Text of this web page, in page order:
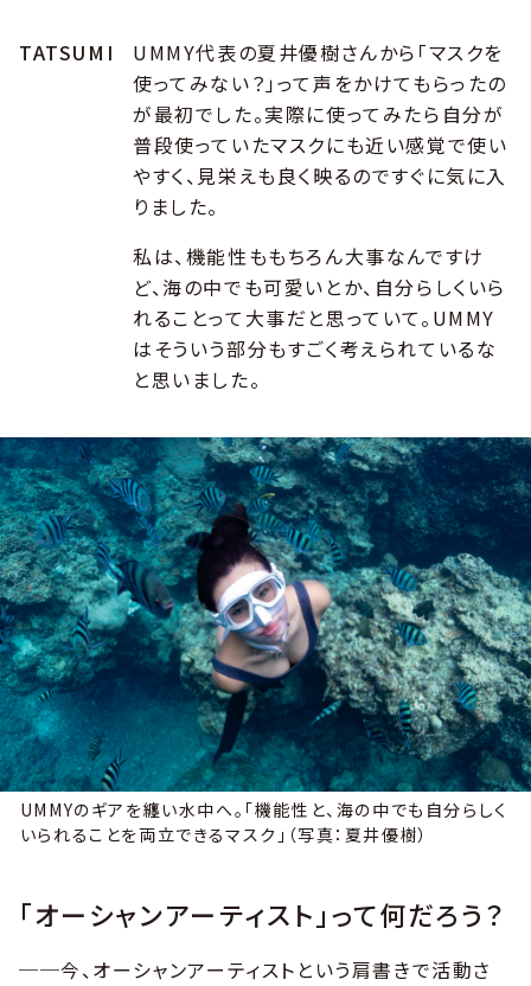
TATSUMI
UMMY代表の夏井優樹さんから「マスクを
使ってみない？」って声をかけてもらったの
が最初でした。実際に使ってみたら自分が
普段使っていたマスクにも近い感覚で使い
やすく、見栄えも良く映るのですぐに気に入
りました。
私は、機能性ももちろん大事なんですけ
ど、海の中でも可愛いとか、自分らしくいら
れることって大事だと思っていて。UMMY
はそういう部分もすごく考えられているな
と思いました。
UMMYのギアを纏い水中へ。「機能性と、海の中でも自分らしく
いられることを両立できるマスク」（写真：夏井優樹）
「オーシャンアーティスト」って何だろう？
──今、オーシャンアーティストという肩書きで活動さ